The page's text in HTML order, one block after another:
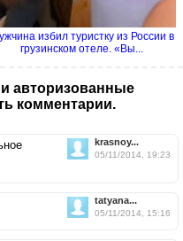
избил туристку из России в
грузинском отеле. «Вы...
авторизованные
комментарии.
krasnoy...
05/11/2014, 19:23
tatyana...
05/11/2014, 15:16